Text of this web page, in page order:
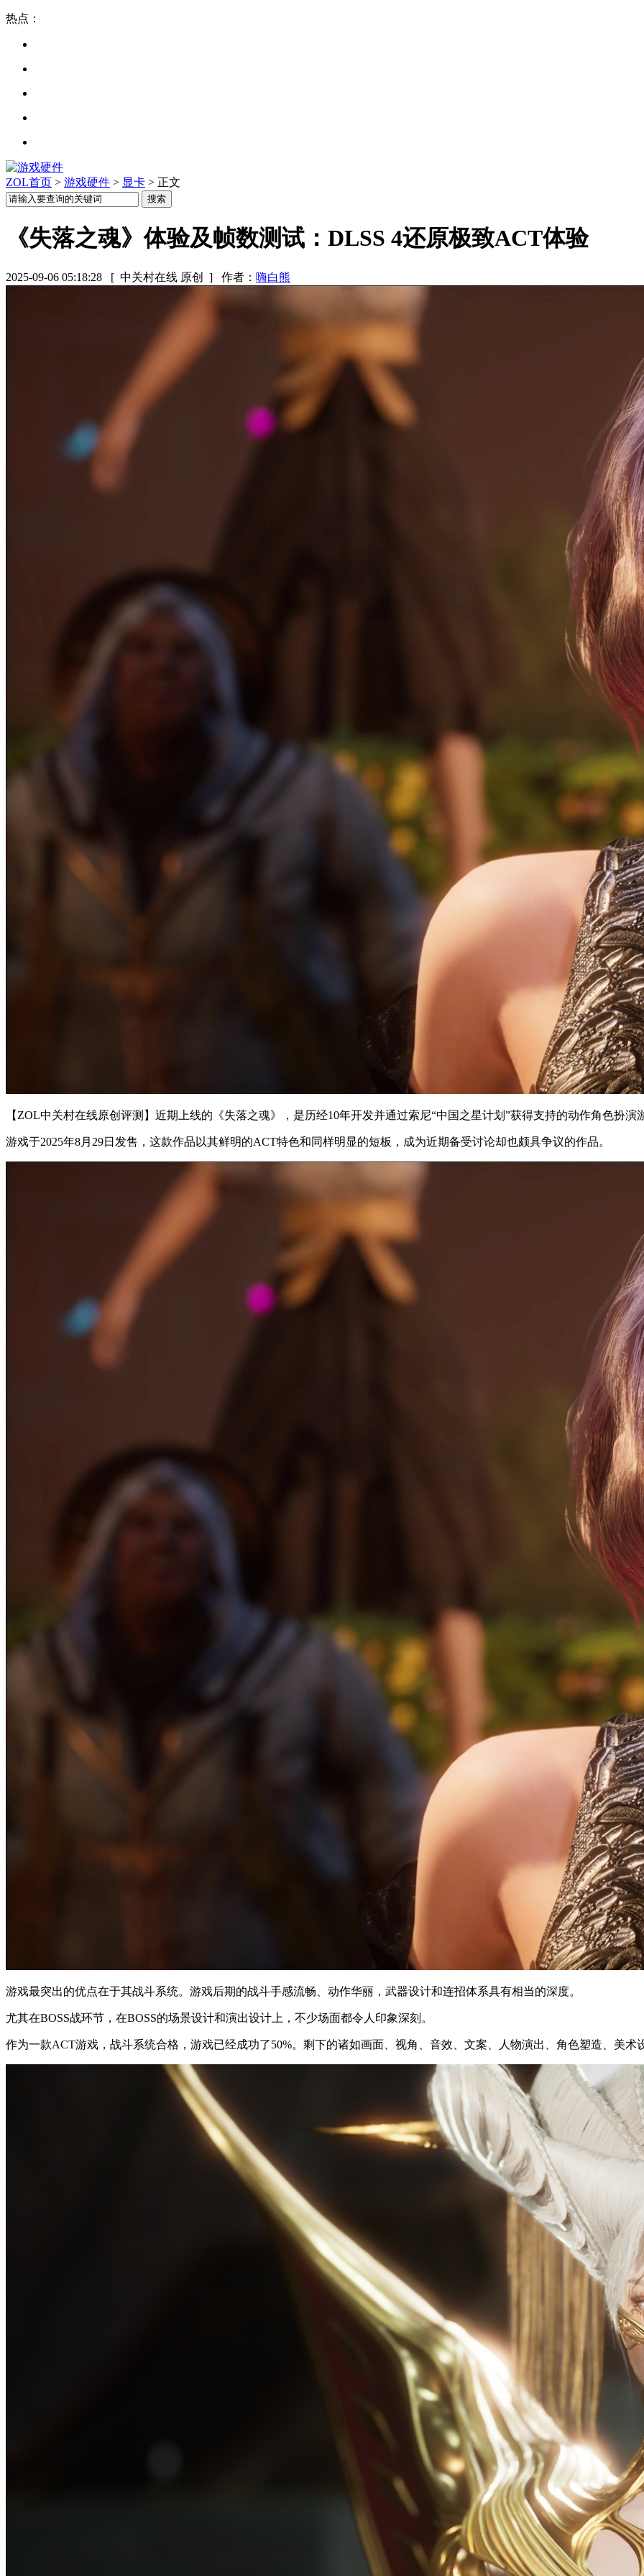
热点：
ZOL首页 > 游戏硬件 > 显卡 > 正文
《失落之魂》体验及帧数测试：DLSS 4还原极致ACT体验
2025-09-06 05:18:28 [ 中关村在线 原创 ] 作者： 嗨白熊
【ZOL中关村在线原创评测】近期上线的《失落之魂》，是历经10年开发并通过索尼“中国之星计划”获得支持的动作角色扮演
游戏于2025年8月29日发售，这款作品以其鲜明的ACT特色和同样明显的短板，成为近期备受讨论却也颇具争议的作品。
游戏最突出的优点在于其战斗系统。游戏后期的战斗手感流畅、动作华丽，武器设计和连招体系具有相当的深度。
尤其在BOSS战环节，在BOSS的场景设计和演出设计上，不少场面都令人印象深刻。
作为一款ACT游戏，战斗系统合格，游戏已经成功了50%。剩下的诸如画面、视角、音效、文案、人物演出、角色塑造、美术